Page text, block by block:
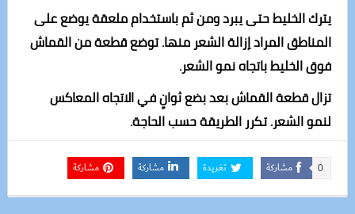
يترك الخليط حتى يبرد ومن ثم باستخدام ملعقة يوضع على
المناطق المراد إزالة الشعر منها. توضع قطعة من القماش
فوق الخليط باتجاه نمو الشعر.
تزال قطعة القماش بعد بضع ثوانٍ في الاتجاه المعاكس
لنمو الشعر. تكرر الطريقة حسب الحاجة.
مشاركة 0 تغريدة مشاركة مشاركة